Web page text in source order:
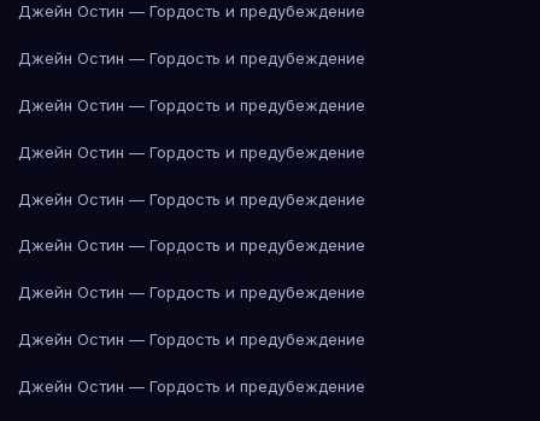
Джейн Остин — Гордость и предубеждение
Джейн Остин — Гордость и предубеждение
Джейн Остин — Гордость и предубеждение
Джейн Остин — Гордость и предубеждение
Джейн Остин — Гордость и предубеждение
Джейн Остин — Гордость и предубеждение
Джейн Остин — Гордость и предубеждение
Джейн Остин — Гордость и предубеждение
Джейн Остин — Гордость и предубеждение